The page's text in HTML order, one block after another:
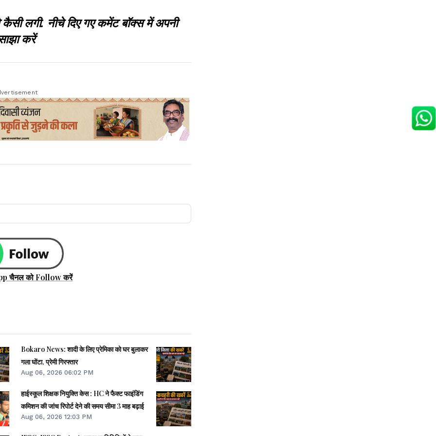
लगी. नीचे दिए गए कमेंट बॉक्स में अपनी
करें
चैनल को Follow करें
Bokaro News: शादी के लिए प्रेमिका को घर बुलाकर
गला घोंटा, प्रेमी गिरफ्तार
Aug 06, 2026 06:02 PM
हाईस्कूल शिक्षक नियुक्ति केस : HC ने फैक्ट फाइंडिंग
कमिशन की जांच रिपोर्ट देने की समय सीमा 3 माह बढ़ाई
Aug 06, 2026 12:03 PM